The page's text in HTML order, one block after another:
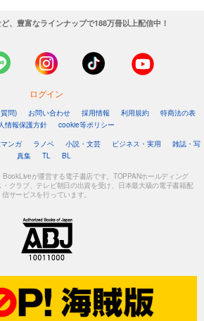
、豊富なラインナップで188万冊以上配信中！
ログイン
問) お問い合わせ 採用情報 利用規約
特商法の表
情報保護方針
cookie等ポリシー
ンガ ラノベ 小説・文芸 ビジネス・実用
雑誌・写
真集
TL BL
が運営する電子書店です。TOPPANホールディング
クラブ、テレビ朝日の出資を受け、日本最大級の電子書籍配
信サービスを行っています。